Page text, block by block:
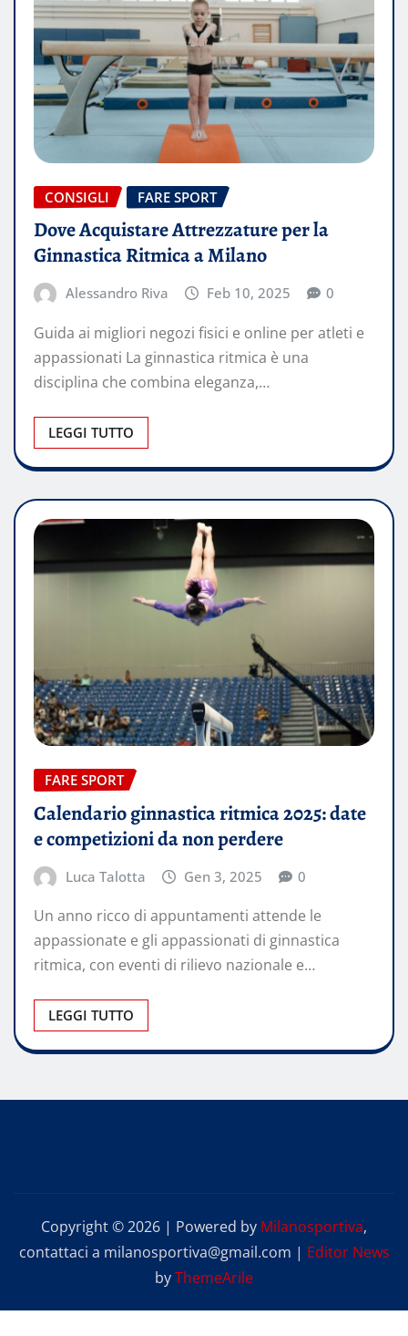
CONSIGLI FARE SPORT
Dove Acquistare Attrezzature per la
Ginnastica Ritmica a Milano
Alessandro Riva Feb 10, 2025 0
Guida ai migliori negozi fisici e online per atleti e
appassionati La ginnastica ritmica è una
disciplina che combina eleganza,…
LEGGI TUTTO
FARE SPORT
Calendario ginnastica ritmica 2025: date
e competizioni da non perdere
Luca Talotta Gen 3, 2025 0
Un anno ricco di appuntamenti attende le
appassionate e gli appassionati di ginnastica
ritmica, con eventi di rilievo nazionale e…
LEGGI TUTTO
Copyright © 2026 | Powered by Milanosportiva,
contattaci a milanosportiva@gmail.com | Editor News
byThemeArile